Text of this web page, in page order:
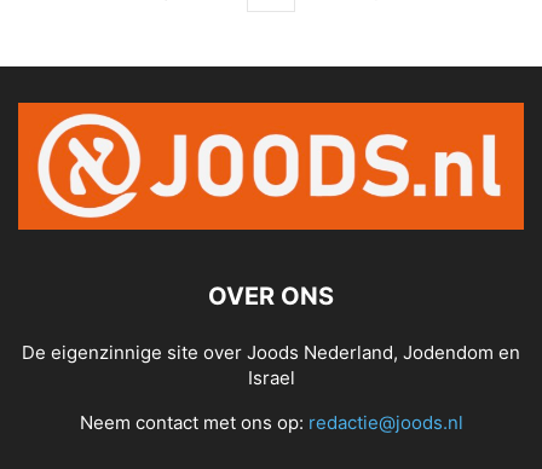
OVER ONS
De eigenzinnige site over Joods Nederland, Jodendom en
Israel
Neem contact met ons op: redactie@joods.nl